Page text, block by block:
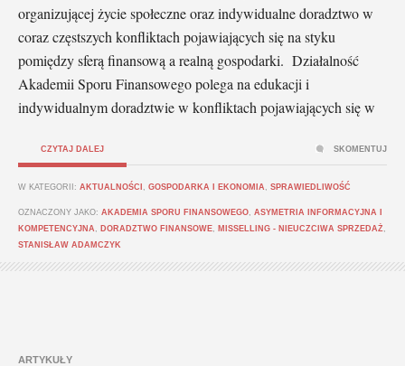
organizującej życie społeczne oraz indywidualne doradztwo w
coraz częstszych konfliktach pojawiających się na styku
pomiędzy sferą finansową a realną gospodarki. Działalność
Akademii Sporu Finansowego polega na edukacji i
indywidualnym doradztwie w konfliktach pojawiających się w
CZYTAJ DALEJ
W KATEGORII: AKTUALNOŚCI GOSPODARKA I EKONOMIA SPRAWIEDLIWOŚĆ
OZNACZONY JAKO: AKADEMIA SPORU FINANSOWEGO ASYMETRIA INFORMACYJNA I
KOMPETENCYJNA
DORADZTWO FINANSOWE MISSELLING - NIEUCZCIWA SPRZEDAŻ
STANISŁAW ADAMCZYK
SKOMENTUJ
ARTYKUŁY